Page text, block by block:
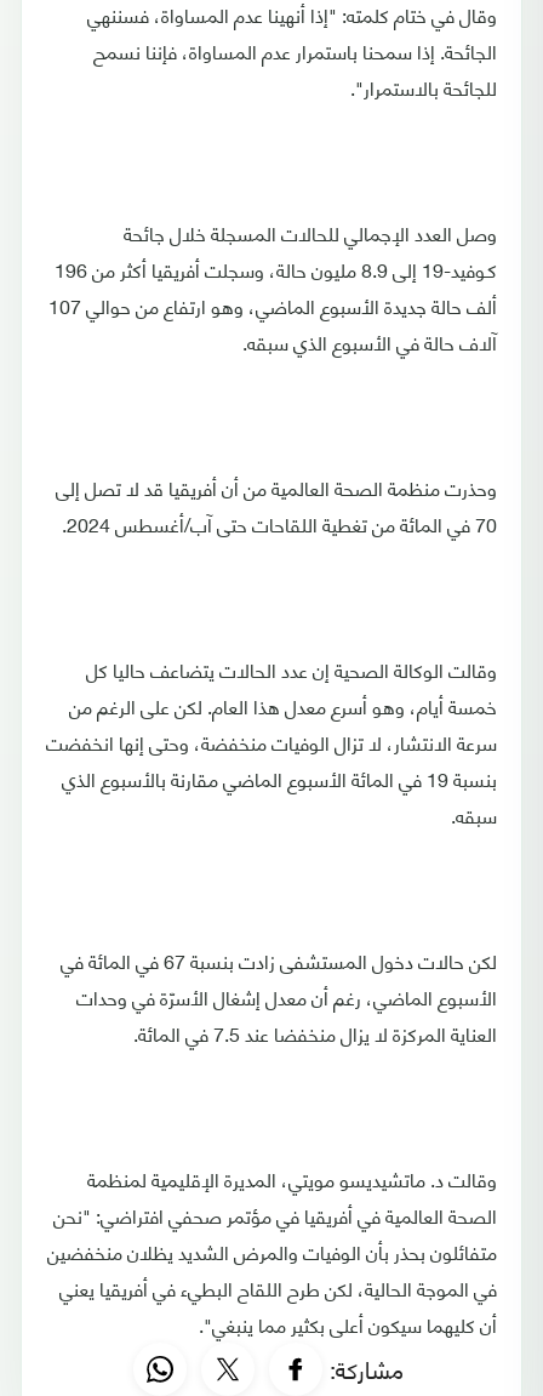
وقال في ختام كلمته: "إذا أنهينا عدم المساواة، فسننهي
الجائحة. إذا سمحنا باستمرار عدم المساواة، فإننا نسمح
للجائحة بالاستمرار".
وصل العدد الإجمالي للحالات المسجلة خلال جائحة
كـوفيد-19 إلى 8.9 مليون حالة، وسجلت أفريقيا أكثر من 196
ألف حالة جديدة الأسبوع الماضي، وهو ارتفاع من حوالي 107
آلاف حالة في الأسبوع الذي سبقه.
وحذرت منظمة الصحة العالمية من أن أفريقيا قد لا تصل إلى
70 في المائة من تغطية اللقاحات حتى آب/أغسطس 2024.
وقالت الوكالة الصحية إن عدد الحالات يتضاعف حاليا كل
خمسة أيام، وهو أسرع معدل هذا العام. لكن على الرغم من
سرعة الانتشار، لا تزال الوفيات منخفضة، وحتى إنها انخفضت
بنسبة 19 في المائة الأسبوع الماضي مقارنة بالأسبوع الذي
سبقه.
لكن حالات دخول المستشفى زادت بنسبة 67 في المائة في
الأسبوع الماضي، رغم أن معدل إشغال الأسرّة في وحدات
العناية المركزة لا يزال منخفضا عند 7.5 في المائة.
وقالت د. ماتشيديسو مويتي، المديرة الإقليمية لمنظمة
الصحة العالمية في أفريقيا في مؤتمر صحفي افتراضي: "نحن
متفائلون بحذر بأن الوفيات والمرض الشديد يظلان منخفضين
في الموجة الحالية، لكن طرح اللقاح البطيء في أفريقيا يعني
أن كليهما سيكون أعلى بكثير مما ينبغي".
مشاركة: